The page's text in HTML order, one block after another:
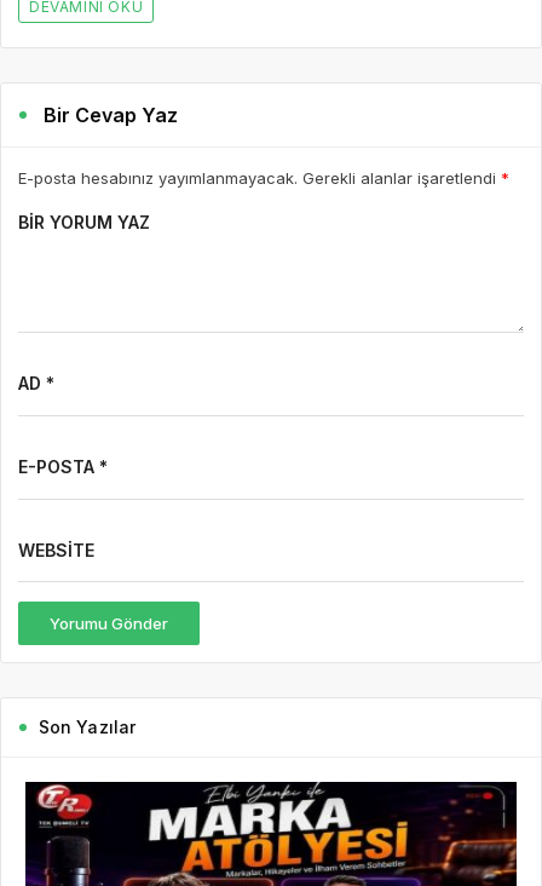
DEVAMINI OKU
Bir Cevap Yaz
E-posta hesabınız yayımlanmayacak. Gerekli alanlar işaretlendi *
BIR YORUM YAZ
AD *
E-POSTA *
WEBSITE
Yorumu Gönder
Son Yazılar